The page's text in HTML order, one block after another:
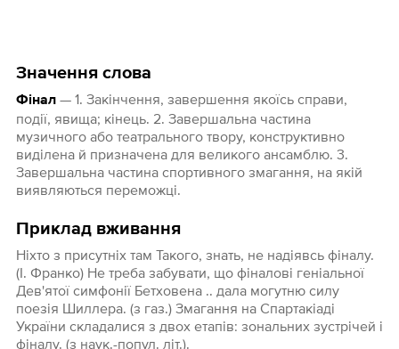
Значення слова
Фінал— 1. Закінчення, завершення якоїсь справи,
події, явища; кінець. 2. Завершальна частина
музичного або театрального твору, конструктивно
виділена й призначена для великого ансамблю. 3.
Завершальна частина спортивного змагання, на якій
виявляються переможці.
Приклад вживання
Ніхто з присутніх там Такого, знать, не надіявсь фіналу.
(І. Франко) Не треба забувати, що фіналові геніальної
Дев'ятої симфонії Бетховена .. дала могутню силу
поезія Шиллера. (з газ.) Змагання на Спартакіаді
України складалися з двох етапів: зональних зустрічей і
фіналу. (з наук.-попул. літ.).